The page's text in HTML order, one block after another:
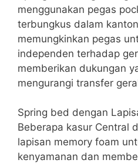
menggunakan pegas
terbungkus dalam
memungkinkan pegas
independen terhadap
memberikan dukungan
mengurangi transfer
Spring bed dengan
Beberapa kasur Central
lapisan memory foam
kenyamanan dan